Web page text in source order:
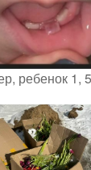
ребенок 1,